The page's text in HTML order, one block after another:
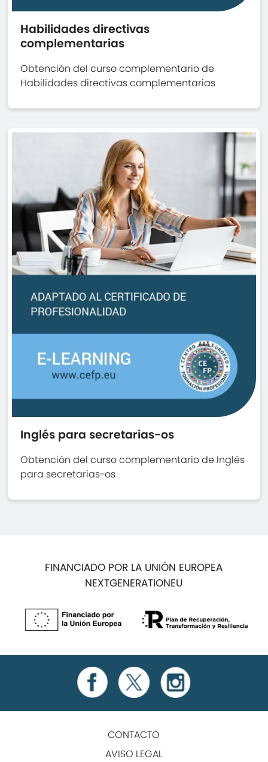
Habilidades directivas
complementarias
Obtención del curso complementario de
Habilidades directivas complementarias
Inglés para secretarias-os
Obtención del curso complementario de Inglés
para secretarias-os
FINANCIADO POR LA UNIÓN EUROPEA
NEXTGENERATIONEU
CONTACTO
AVISO LEGAL